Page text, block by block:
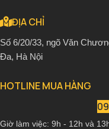
ĐỊA CHỈ
Số 6/20/33, ngõ Văn
Đa, Hà Nội
HOTLINE MUA HÀNG
Giờ làm việc: 9h - 12h và